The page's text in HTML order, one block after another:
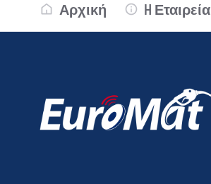
Αρχική H Εταιρεία